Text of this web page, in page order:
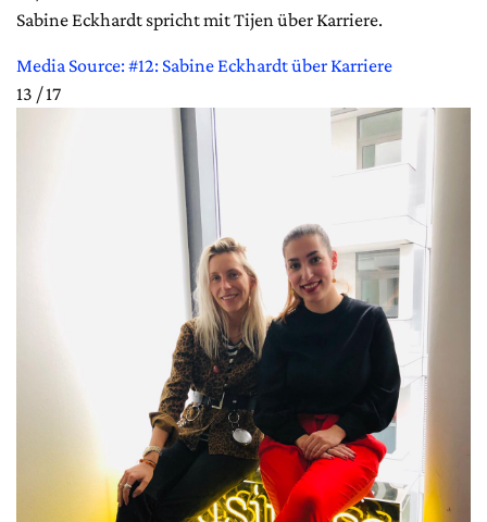
Sabine Eckhardt spricht mit Tijen über Karriere.
Media Source: #12: Sabine Eckhardt über Karriere
13 / 17